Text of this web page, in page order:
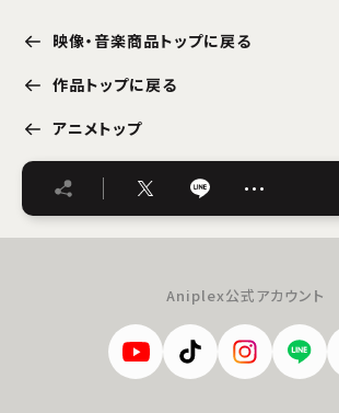
映像・音楽商品トップに戻る
作品トップに戻る
アニメトップ
…
Aniplex公式アカウント